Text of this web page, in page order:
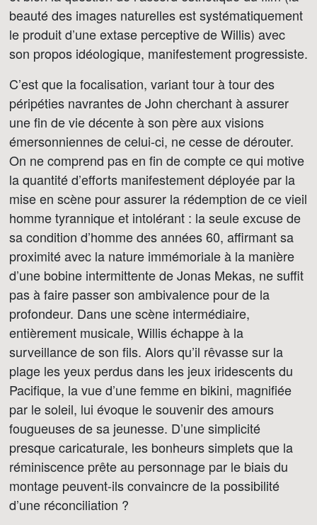
beauté des images naturelles est systématiquement
le produit d’une extase perceptive de Willis) avec
son propos idéologique, manifestement progressiste.
C’est que la focalisation, variant tour à tour des
péripéties navrantes de John cherchant à assurer
une fin de vie décente à son père aux visions
émersonniennes de celui-ci, ne cesse de dérouter.
On ne comprend pas en fin de compte ce qui motive
la quantité d’efforts manifestement déployée par la
mise en scène pour assurer la rédemption de ce vieil
homme tyrannique et intolérant : la seule excuse de
sa condition d’homme des années 60, affirmant sa
proximité avec la nature immémoriale à la manière
d’une bobine intermittente de Jonas Mekas, ne suffit
pas à faire passer son ambivalence pour de la
profondeur. Dans une scène intermédiaire,
entièrement musicale, Willis échappe à la
surveillance de son fils. Alors qu’il rêvasse sur la
plage les yeux perdus dans les jeux iridescents du
Pacifique, la vue d’une femme en bikini, magnifiée
par le soleil, lui évoque le souvenir des amours
fougueuses de sa jeunesse. D’une simplicité
presque caricaturale, les bonheurs simplets que la
réminiscence prête au personnage par le biais du
montage peuvent-ils convaincre de la possibilité
d’une réconciliation ?